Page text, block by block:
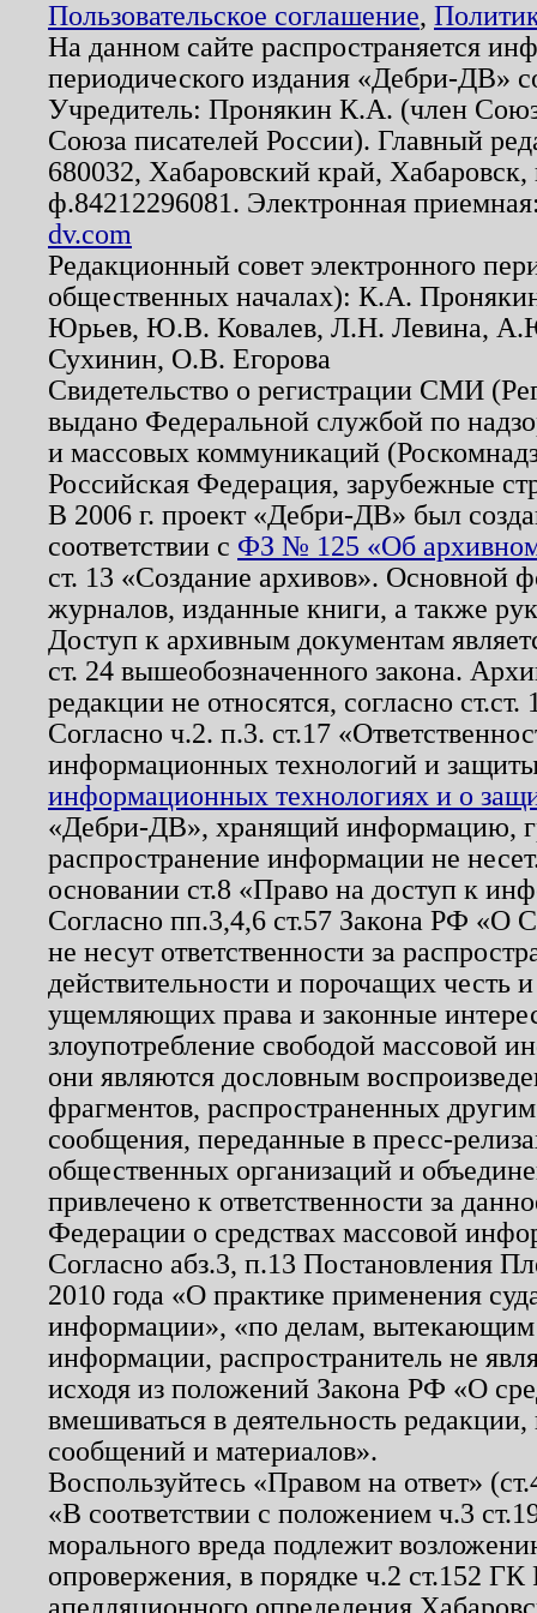
Пользовательское соглашение,
На данном сайте распространяется
периодического издания «Дебри-ДВ»
Учредитель: Пронякин К.А. (член
Союза писателей России). Главный
680032, Хабаровский край,
ф.84212296081. Электронная
dv.com
Редакционный совет электронного
общественных началах): К.А.
Юрьев, Ю.В. Ковалев, Л.Н. Левина,
Сухинин, О.В. Егорова
Свидетельство о регистрации СМИ
выдано Федеральной службой по
и массовых коммуникаций
Российская Федерация, зарубежные
В 2006 г. проект «Дебри-ДВ» был
соответствии с ФЗ № 125 «Об
ст. 13 «Создание архивов». Основной
журналов, изданные книги, а также
Доступ к архивным документам
ст. 24 вышеобозначенного закона.
редакции не относятся, согласно
Согласно ч.2. п.3. ст.17
информационных технологий и
информационных технологиях и о
«Дебри-ДВ», хранящий информацию,
распространение информации не
основании ст.8 «Право на доступ к
Согласно пп.3,4,6 ст.57 Закона РФ «О
не несут ответственности за
действительности и порочащих честь
ущемляющих права и законные
злоупотребление свободой массовой
они являются дословным
фрагментов, распространенных
сообщения, переданные в пресс-
общественных организаций и
привлечено к ответственности за
Федерации о средствах массовой
Согласно абз.3, п.13 Постановления
2010 года «О практике применения
информации», «по делам, вытекающим
информации, распространитель не
исходя из положений Закона РФ «О
вмешиваться в деятельность
сообщений и материалов».
Воспользуйтесь «Правом на ответ»
«В соответствии с положением ч.3
морального вреда подлежит
опровержения, в порядке ч.2 ст.152
апелляционного определения